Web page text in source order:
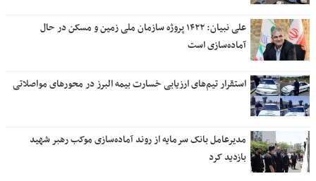
علی نبیان: ۱۴۲۲ پروژه سازمان ملی زمین و مسکن در حال
آماده‌سازی است
استقرار تیم‌های ارزیابی خسارت بیمه البرز در محورهای مواصلاتی
مدیرعامل بانک سرمایه از روند آماده‌سازی موکب رهبر شهید
بازدید کرد